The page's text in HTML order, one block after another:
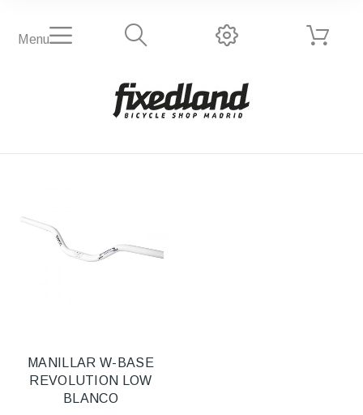
Menu
MANILLAR W-BASE
REVOLUTION LOW
BLANCO